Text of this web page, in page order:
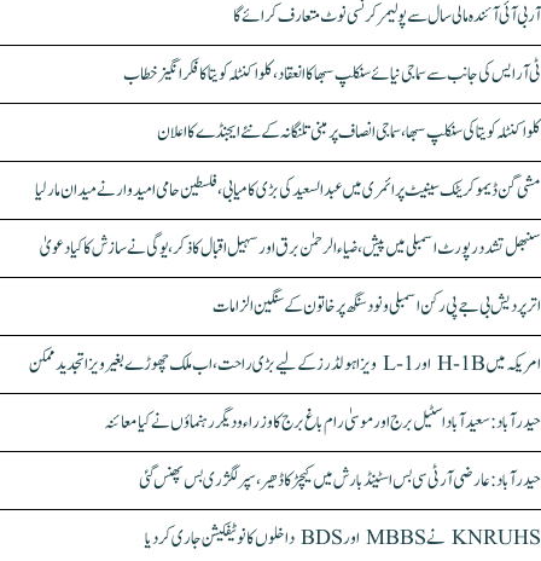
آر بی آئی آئندہ مالی سال سے پولیمر کرنسی نوٹ متعارف کرائے گا
ٹی آر ایس کی جانب سے سماجی نیائے سنکلپ سبھا کا انعقاد، کلواکنٹلہ کویتا کا فکر انگیز خطاب
کلواکنٹلہ کویتا کی سنکلپ سبھا، سماجی انصاف پر مبنی تلنگانہ کے نئے ایجنڈے کا اعلان
مشی گن ڈیموکریٹک سینیٹ پرائمری میں عبدالسعید کی بڑی کامیابی، فلسطین حامی امیدوار نے میدان مار لیا
سنبھل تشدد رپورٹ اسمبلی میں پیش، ضیاء الرحمٰن برق اور سہیل اقبال کا ذکر، یوگی نے سازش کا کیا دعویٰ
اتر پردیش بی جے پی رکن اسمبلی ونود سنگھ پر خاتون کے سنگین الزامات
امریکہ میں H-1B اور L-1 ویزا ہولڈرز کے لیے بڑی راحت، اب ملک چھوڑے بغیر ویزا تجدید ممکن
حیدرآباد: سعیدآباد اسٹیل برج اور موسیٰ رام باغ برج کا وزراء و دیگر رہنماؤں نے کیا معائنہ
حیدرآباد: عارضی آر ٹی سی بس اسٹینڈ بارش میں کیچڑ کا ڈھیر، سپر لگژری بس پھنس گئی
KNRUHS نے MBBS اور BDS داخلوں کا نوٹیفکیشن جاری کر دیا